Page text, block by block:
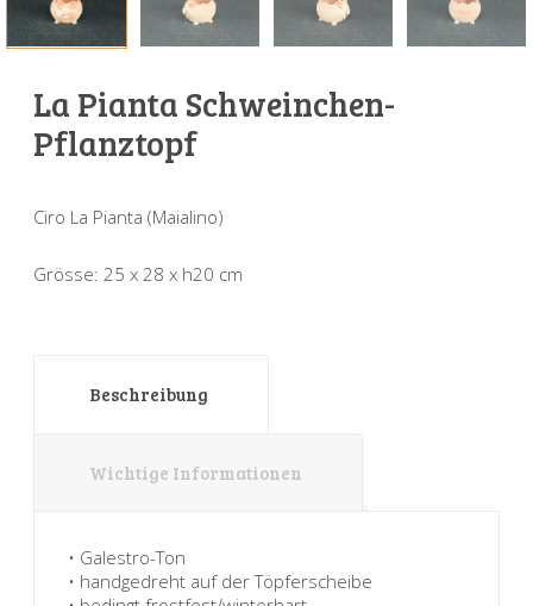
La Pianta Schweinchen-
Pflanztopf
Ciro La Pianta (Maialino)
Grösse: 25 x 28 x h20 cm
Beschreibung
Wichtige Informationen
• Galestro-Ton
• handgedreht auf der Töpferscheibe
Sonnenuhren
Verschiedene
Vogeltränken
Wandtafeln
Verschiedene
Sockel + Säulen
Meeresbewohner
Schnecken
Verschiedene
Vögel
Utensilien
Zwiebel- + Knoblauchtöpfe